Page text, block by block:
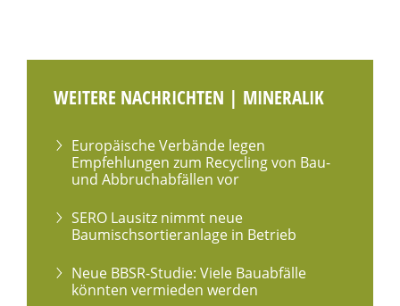
WEITERE NACHRICHTEN | MINERALIK
Europäische Verbände legen
Empfehlungen zum Recycling von Bau-
und Abbruchabfällen vor
SERO Lausitz nimmt neue
Baumischsortieranlage in Betrieb
Neue BBSR-Studie: Viele Bauabfälle
könnten vermieden werden